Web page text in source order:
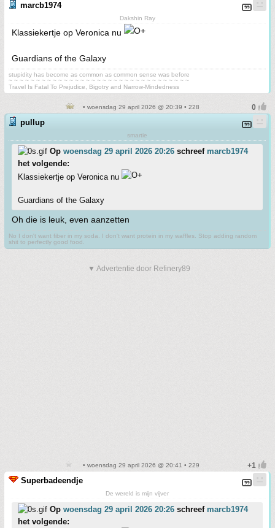
marcb1974
Dakshin Ray
Klassiekertje op Veronica nu
Guardians of the Galaxy
stupidity has become as common as common sense was before
~ ~ ~ ~ ~ ~ ~ ~ ~ ~ ~ ~ ~ ~ ~ ~ ~ ~ ~ ~ ~ ~ ~ ~ ~ ~ ~ ~ ~ ~ ~ ~ ~
Travel Is Fatal To Prejudice, Bigotry and Narrow-Mindedness
• woensdag 29 april 2026 @ 20:39 • 228
pullup
smartie
Op woensdag 29 april 2026 20:26 schreef marcb1974
het volgende:
Klassiekertje op Veronica nu
Guardians of the Galaxy
Oh die is leuk, even aanzetten
No I don't want fiber in my soda. I don't want protein in my waffles. Stop adding random
shit to perfectly good food.
▼ Advertentie door Refinery89
• woensdag 29 april 2026 @ 20:41 • 229
Superbadeendje
De wereld is mijn vijver
Op woensdag 29 april 2026 20:26 schreef marcb1974
het volgende: